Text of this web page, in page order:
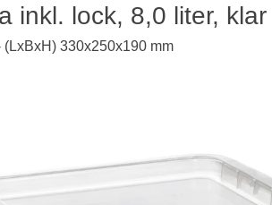
inkl. lock, 8,0 liter, klar
330x250x190 mm